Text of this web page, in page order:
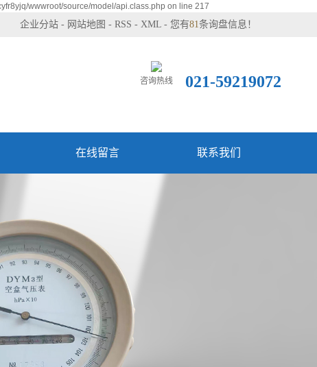
wwwroot/source/model/api.class.php on line 217
企业分站 - 网站地图 - RSS - XML - 您有81条询盘信息！
咨询热线 021-59219072
在线留言 联系我们